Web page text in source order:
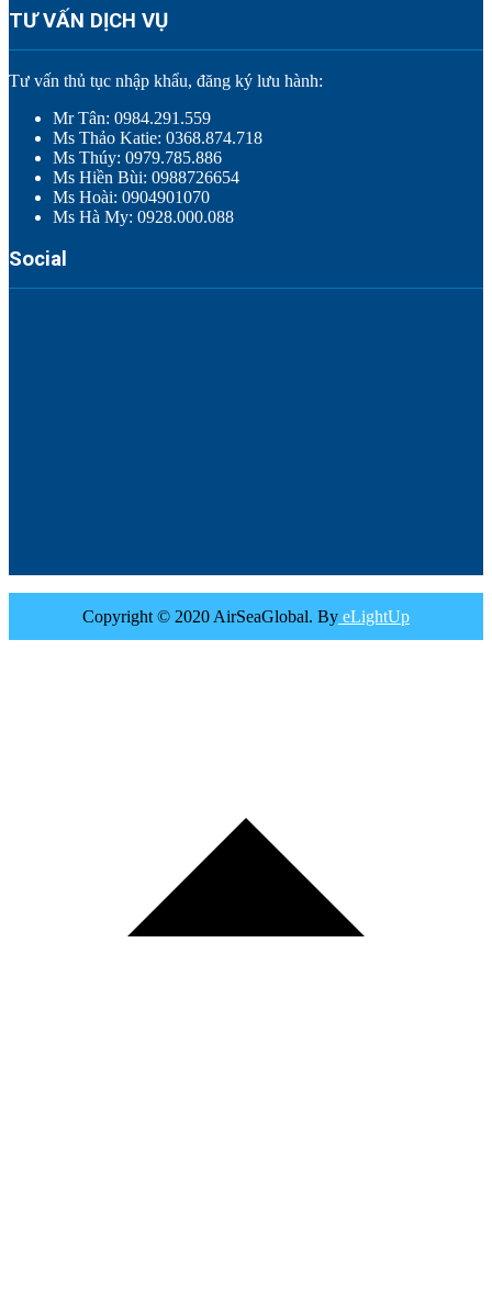
TƯ VẤN DỊCH VỤ
Tư vấn thủ tục nhập khẩu, đăng ký lưu hành:
Mr Tân: 0984.291.559
Ms Thảo Katie: 0368.874.718
Ms Thúy: 0979.785.886
Ms Hiền Bùi: 0988726654
Ms Hoài: 0904901070
Ms Hà My: 0928.000.088
Social
Copyright © 2020 AirSeaGlobal. By eLightUp